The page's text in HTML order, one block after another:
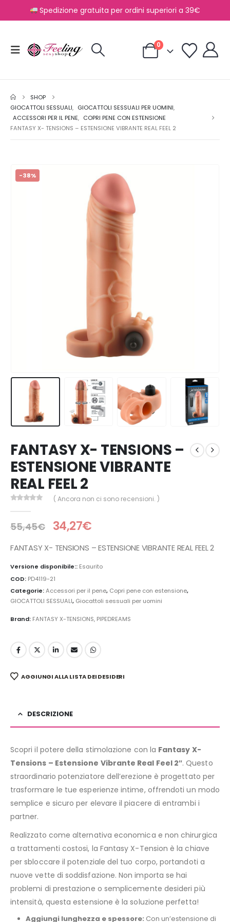
Spedizione gratuita per ordini superiori a 39€
0
SHOP
GIOCATTOLI SESSUALI, GIOCATTOLI SESSUALI PER UOMINI,
ACCESSORI PER IL PENE, COPRI PENE CON ESTENSIONE
FANTASY X- TENSIONS – ESTENSIONE VIBRANTE REAL FEEL 2
-38%
FANTASY X- TENSIONS –
ESTENSIONE VIBRANTE
REAL FEEL 2
( Ancora non ci sono recensioni. )
55,45€ 34,27€
FANTASY X- TENSIONS – ESTENSIONE VIBRANTE REAL FEEL 2
Versione disponibile:: Esaurito
COD: PD4119-21
Categorie:Accessori per il pene, Copri pene con estensione,
GIOCATTOLI SESSUALI, Giocattoli sessuali per uomini
Brand: FANTASY X-TENSIONS, PIPEDREAMS
AGGIUNGI ALLA LISTA DEI DESIDERI
DESCRIZIONE
Scopri il potere della stimolazione con la Fantasy X-
Tensions – Estensione Vibrante Real Feel 2″. Questo
straordinario potenziatore dell’erezione è progettato per
trasformare le tue esperienze intime, offrendoti un modo
semplice e sicuro per elevare il piacere di entrambi i
partner.
Realizzato come alternativa economica e non chirurgica
a trattamenti costosi, la Fantasy X-Tension è la chiave
per sbloccare il potenziale del tuo corpo, portandoti a
nuove vette di soddisfazione. Non importa se hai
problemi di prestazione o semplicemente desideri più
intensità, questa estensione è la soluzione perfetta!
Aggiungi lunghezza e spessore: Con un’estensione di